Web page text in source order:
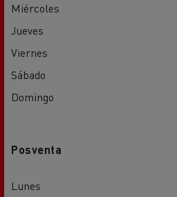
Miércoles
Jueves
Viernes
Sábado
Domingo
Posventa
Lunes